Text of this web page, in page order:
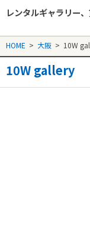
レンタルギャラリー
Rental Gallery jp
HOME > 大阪 > 10W
10W gallery